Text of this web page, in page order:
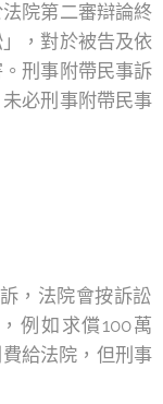
院第二審辯論終
，對於被告及依
刑事附帶民事訴
必刑事附帶民事
，法院會按訴訟
例如求償100萬
給法院，但刑事